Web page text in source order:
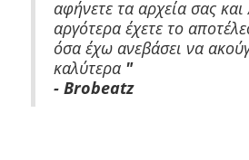
αφήνετε τα αρχεία σας και
αργότερα έχετε το
όσα έχω ανεβάσει να
καλύτερα "
- Brobeatz